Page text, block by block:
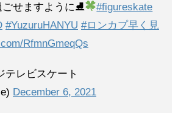
ごせますように⛸
#figureskate
#YuzuruHANYU #ロンカプ早く見
RfmnGmeqQs
レビスケート
December 6, 2021